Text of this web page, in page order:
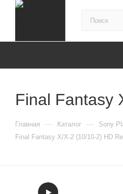
Final Fantasy
Главная — Каталог — Sony
Final Fantasy X/X-2 (10/10-2) HD